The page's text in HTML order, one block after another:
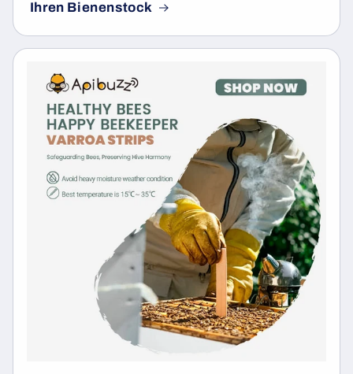
Ihren Bienenstock